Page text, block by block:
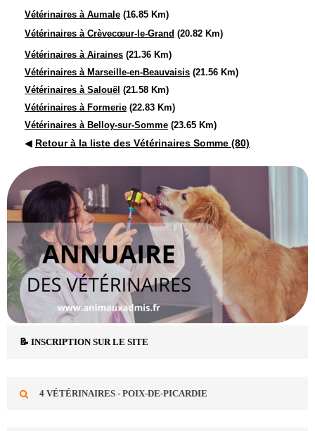
Vétérinaires à Aumale (16.85 Km)
Vétérinaires à Crèvecœur-le-Grand (20.82 Km)
Vétérinaires à Airaines (21.36 Km)
Vétérinaires à Marseille-en-Beauvaisis (21.56 Km)
Vétérinaires à Salouël (21.58 Km)
Vétérinaires à Formerie (22.83 Km)
Vétérinaires à Belloy-sur-Somme (23.65 Km)
◀ Retour à la liste des Vétérinaires Somme (80)
📝 INSCRIPTION SUR LE SITE
4 VÉTÉRINAIRES - POIX-DE-PICARDIE